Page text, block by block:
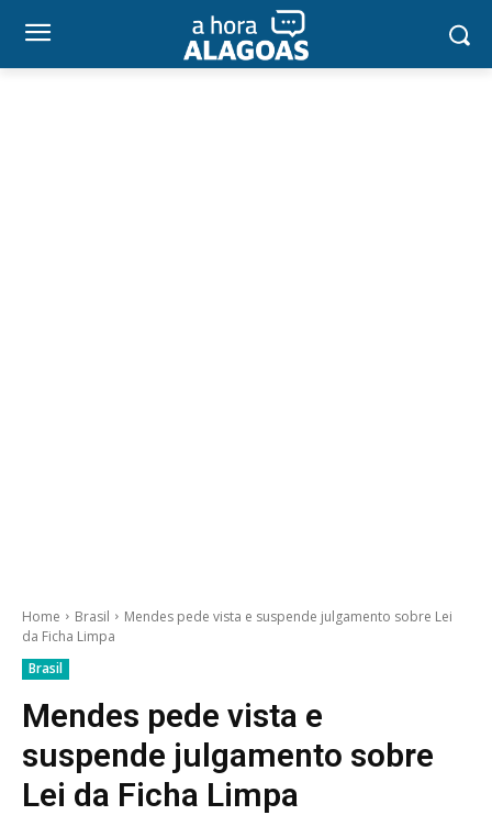
Home Brasil
Mendes pede vista e suspende julgamento sobre Lei
da Ficha Limpa
Brasil
Mendes pede vista e
suspende julgamento sobre
Lei da Ficha Limpa